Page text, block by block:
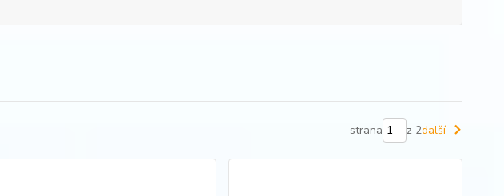
strana z 2další